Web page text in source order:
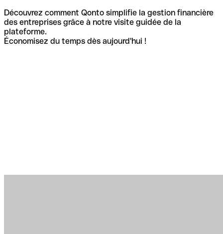
Découvrez comment Qonto simplifie la gestion financière
des entreprises grâce à notre visite guidée de la
plateforme.
Économisez du temps dès aujourd'hui !